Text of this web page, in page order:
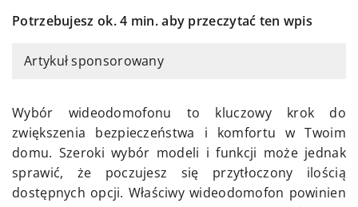
Potrzebujesz ok. 4 min. aby przeczytać ten wpis
Artykuł sponsorowany
Wybór wideodomofonu to kluczowy krok do
zwiększenia bezpieczeństwa i komfortu w Twoim
domu. Szeroki wybór modeli i funkcji może jednak
sprawić, że poczujesz się przytłoczony ilością
dostępnych opcji. Właściwy wideodomofon powinien